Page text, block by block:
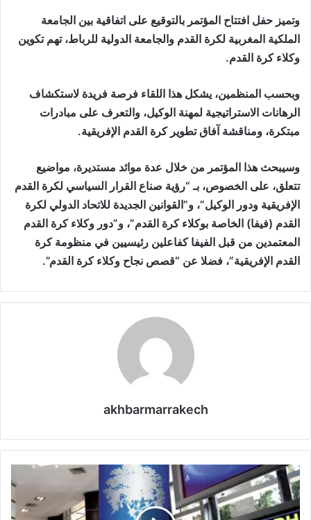
وتميز حفل افتتاح المؤتمر بالتوقيع على اتفاقية بين الجامعة
الملكية المغربية لكرة القدم والجامعة الدولية للرباط، تهم تكوين
وكلاء كرة القدم.
وبحسب المنظمين، يشكل هذا اللقاء فرصة فريدة لاستكشاف
الرهانات الاستراتيجية لمهنة الوكيل، والتعرف على مبادرات
مبتكرة، ومناقشة آفاق تطوير كرة القدم الإفريقية.
وسيبحث هذا المؤتمر من خلال عدة موائد مستديرة، مواضيع
تتعلق، على الخصوص، بـ “رؤية صناع القرار السياسي لكرة القدم
الإفريقية ودور الوكيل”، و”القوانين الجديدة للاتحاد الدولي لكرة
القدم (فيفا) الخاصة بوكلاء كرة القدم”، و”دور وكلاء كرة القدم
المعتمدين من قبل الفيفا كفاعلين رئيسيين في منظومة كرة
القدم الإفريقية”، فضلا عن “قصص نجاح وكلاء كرة القدم”.
akhbarmarrakech
ب
و
ر
ص